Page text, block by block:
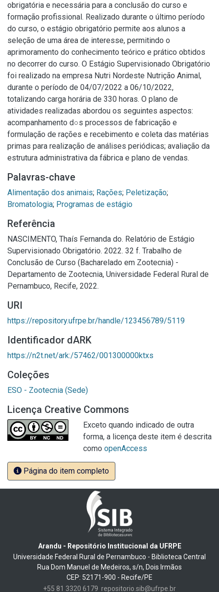
obrigatória e necessária para a conclusão do curso e
formação profissional. Realizado durante o último período
do curso, o estágio obrigatório permite aos alunos a
seleção de uma área de interesse, permitindo o
aprimoramento do conhecimento teórico e prático obtidos
no decorrer do curso. O Estágio Supervisionado Obrigatório
foi realizado na empresa Nutri Nordeste Nutrição Animal,
durante o período de 04/07/2022 a 06/10/2022,
totalizando carga horária de 330 horas. O plano de
atividades realizadas abordou os seguintes aspectos:
acompanhamento d○s processos de fabricação e
formulação de rações e recebimento e coleta das matérias
primas para realização de análises periódicas; avaliação da
estrutura administrativa da fábrica e plano de vendas.
Palavras-chave
Alimentação dos animais; Rações; Peletização;
Bromatologia; Programas de estágio
Referência
NASCIMENTO, Thaís Fernanda do. Relatório de Estágio
Supervisionado Obrigatório. 2022. 32 f. Trabalho de
Conclusão de Curso (Bacharelado em Zootecnia) -
Departamento de Zootecnia, Universidade Federal Rural de
Pernambuco, Recife, 2022.
URI
https://repository.ufrpe.br/handle/123456789/5119
Identificador dARK
https://n2t.net/ark:/57462/001300000ktxs
Coleções
ESO - Zootecnia (Sede)
Licença Creative Commons
Exceto quando indicado de outra
forma, a licença deste item é descrita
como openAccess
Página do item completo
Arandu - Repositório Institucional da UFRPE
Universidade Federal Rural de Pernambuco - Biblioteca Central
Rua Dom Manuel de Medeiros, s/n, Dois Irmãos
CEP: 52171-900 - Recife/PE
+55 81 3320 6179 repositorio.sib@ufrpe.br